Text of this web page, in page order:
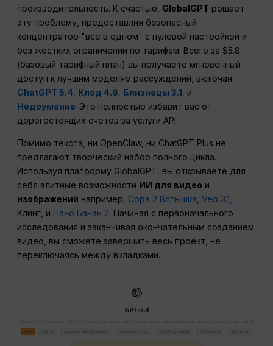
производительность. К счастью, GlobalGPT решает
эту проблему, предоставляя безопасный
концентратор "все в одном" с нулевой настройкой и
без жестких ограничений по тарифам. Всего за $5.8
(базовый тарифный план) вы получаете мгновенный
доступ к лучшим моделям рассуждений, включая
ChatGPT 5.4 Клод 4.6 Близнецы 3.1 и
Недоумение-Это полностью избавит вас от
дорогостоящих счетов за услуги API.
Помимо текста, ни OpenClaw, ни ChatGPT Plus не
предлагают творческий набор полного цикла.
Используя платформу GlobalGPT, вы открываете для
себя элитные возможности ИИ для видео и
изображений например, Сора 2 Вспышка ,Veo 3.1,
Клинг, и Нано Банан 2. Начиная с первоначального
исследования и заканчивая окончательным созданием
видео, вы сможете завершить весь проект, не
переключаясь между вкладками.